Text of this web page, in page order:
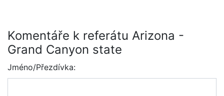
Komentáře k referátu Arizona -
Grand Canyon state
Jméno/Přezdívka: